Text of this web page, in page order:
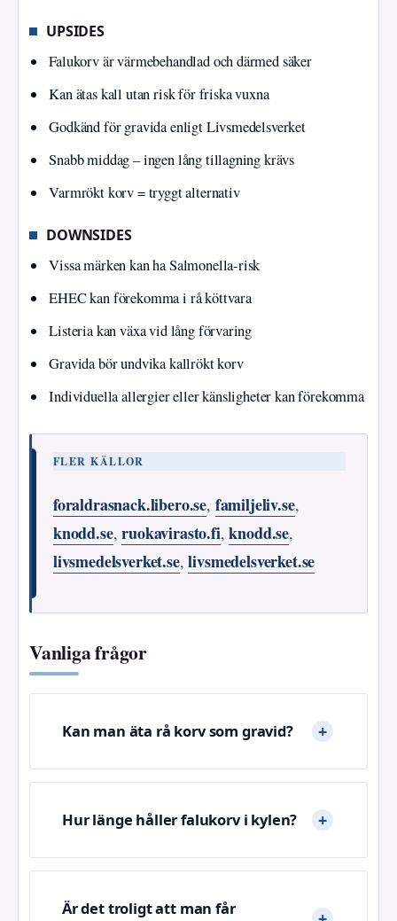
UPSIDES
Falukorv är värmebehandlad och därmed säker
Kan ätas kall utan risk för friska vuxna
Godkänd för gravida enligt Livsmedelsverket
Snabb middag – ingen lång tillagning krävs
Varmrökt korv = tryggt alternativ
DOWNSIDES
Vissa märken kan ha Salmonella-risk
EHEC kan förekomma i rå köttvara
Listeria kan växa vid lång förvaring
Gravida bör undvika kallrökt korv
Individuella allergier eller känsligheter kan förekomma
FLER KÄLLOR
foraldrasnack.libero.se, familjeliv.se,
knodd.se,ruokavirasto.fi,knodd.se,
livsmedelsverket.se,livsmedelsverket.se
Vanliga frågor
Kan man äta rå korv som gravid?
Hur länge håller falukorv i kylen?
Är det troligt att man får